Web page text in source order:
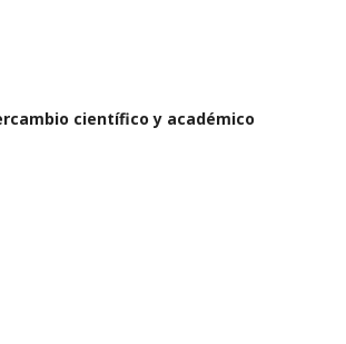
científico y académico